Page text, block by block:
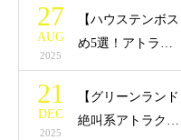
27
AUG
2025
【ハウステンボ
め5選！アトラ…
21
DEC
2025
【グリーンラン
絶叫系アトラク…